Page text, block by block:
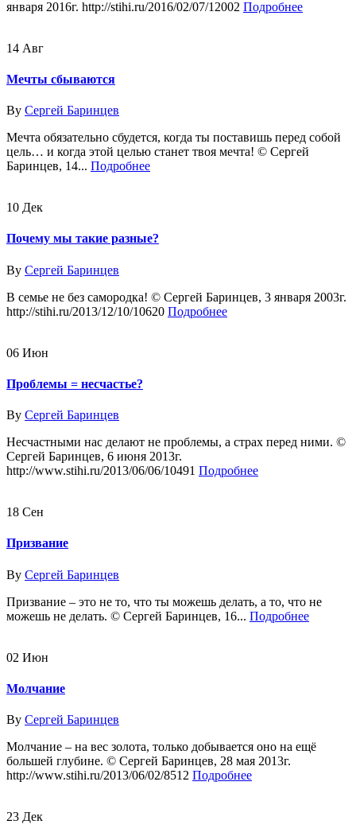
января 2016г. http://stihi.ru/2016/02/07/12002 Подробнее
14 Авг
Мечты сбываются
By Сергей Баринцев
Мечта обязательно сбудется, когда ты поставишь перед собой
цель… и когда этой целью станет твоя мечта! © Сергей
Баринцев, 14... Подробнее
10 Дек
Почему мы такие разные?
By Сергей Баринцев
В семье не без самородка! © Сергей Баринцев, 3 января 2003г.
http://stihi.ru/2013/12/10/10620 Подробнее
06 Июн
Проблемы = несчастье?
By Сергей Баринцев
Несчастными нас делают не проблемы, а страх перед ними. ©
Сергей Баринцев, 6 июня 2013г.
http://www.stihi.ru/2013/06/06/10491 Подробнее
18 Сен
Призвание
By Сергей Баринцев
Призвание – это не то, что ты можешь делать, а то, что не
можешь не делать. © Сергей Баринцев, 16... Подробнее
02 Июн
Молчание
By Сергей Баринцев
Молчание – на вес золота, только добывается оно на ещё
большей глубине. © Сергей Баринцев, 28 мая 2013г.
http://www.stihi.ru/2013/06/02/8512 Подробнее
23 Дек